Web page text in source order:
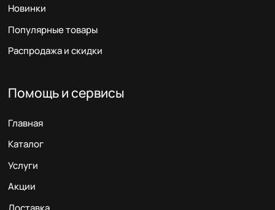
Новинки
Популярные товары
Распродажа и скидки
Помощь и сервисы
Главная
Каталог
Услуги
Акции